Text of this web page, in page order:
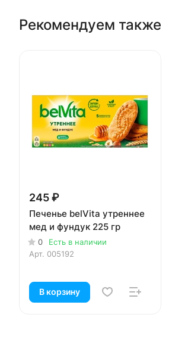
Рекомендуем также
245 ₽
Печенье belVita утреннее
мед и фундук 225 гр
0
Есть в наличии
Арт. 005192
В корзину